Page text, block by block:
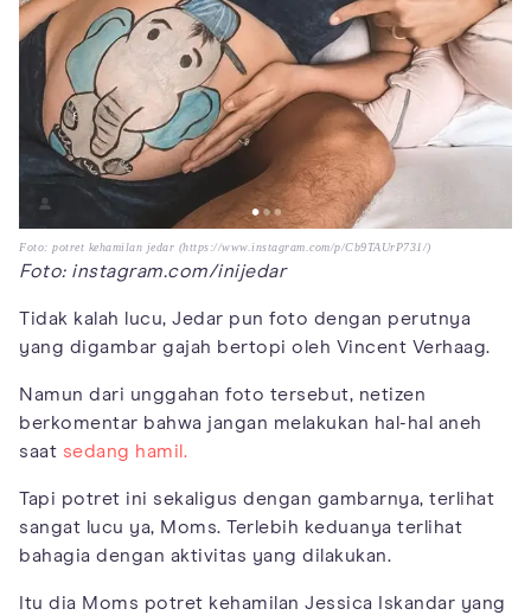
Foto: potret kehamilan jedar (https://www.instagram.com/p/Cb9TAUrP731/)
Foto: instagram.com/inijedar
Tidak kalah lucu, Jedar pun foto dengan perutnya
yang digambar gajah bertopi oleh Vincent Verhaag.
Namun dari unggahan foto tersebut, netizen
berkomentar bahwa jangan melakukan hal-hal aneh
saat sedang hamil.
Tapi potret ini sekaligus dengan gambarnya, terlihat
sangat lucu ya, Moms. Terlebih keduanya terlihat
bahagia dengan aktivitas yang dilakukan.
Itu dia Moms potret kehamilan Jessica Iskandar yang